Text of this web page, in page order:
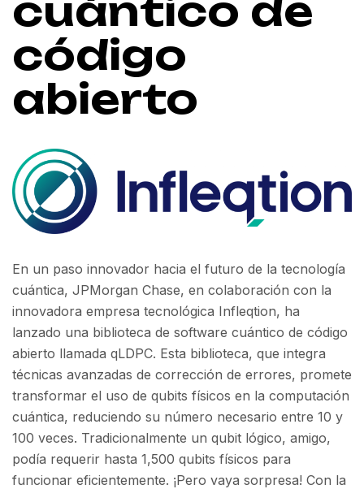
cuántico de
código
abierto
En un paso innovador hacia el futuro de la tecnología
cuántica, JPMorgan Chase, en colaboración con la
innovadora empresa tecnológica Infleqtion, ha
lanzado una biblioteca de software cuántico de código
abierto llamada qLDPC. Esta biblioteca, que integra
técnicas avanzadas de corrección de errores, promete
transformar el uso de qubits físicos en la computación
cuántica, reduciendo su número necesario entre 10 y
100 veces. Tradicionalmente un qubit lógico, amigo,
podía requerir hasta 1,500 qubits físicos para
funcionar eficientemente. ¡Pero vaya sorpresa! Con la